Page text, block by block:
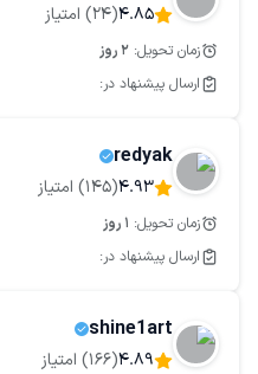
4.85
(
24) امتیاز
زمان تحویل: 2 روز
ارسال پیشنهاد در:
redyak
4.93
(
145) امتیاز
زمان تحویل: 1 روز
ارسال پیشنهاد در:
shine1art
4.89
(
166) امتیاز